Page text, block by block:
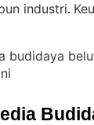
industri.
budidaya